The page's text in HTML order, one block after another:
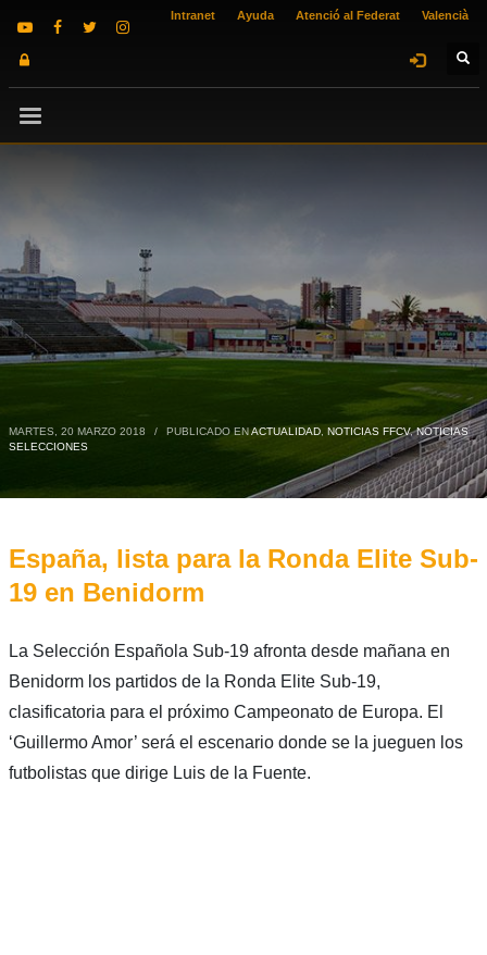
Intranet Ayuda Atenció al Federat Valencià
MARTES, 20 MARZO 2018 / PUBLICADO EN ACTUALIDAD, NOTICIAS FFCV,NOTICIAS
SELECCIONES
España, lista para la Ronda Elite Sub-
19 en Benidorm
La Selección Española Sub-19 afronta desde mañana en
Benidorm los partidos de la Ronda Elite Sub-19,
clasificatoria para el próximo Campeonato de Europa. El
‘Guillermo Amor’ será el escenario donde se la jueguen los
futbolistas que dirige Luis de la Fuente.